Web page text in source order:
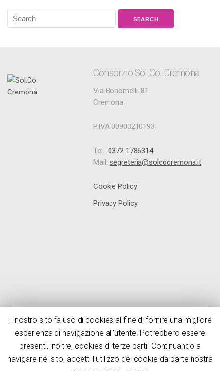
Consorzio Sol.Co. Cremona
Via Bonomelli, 81
Cremona
P.IVA 00903210193
Tel. 0372 1786314
Mail: segreteria@solcocremona.it
Cookie Policy
Privacy Policy
Il nostro sito fa uso di cookies al fine di fornire una migliore
esperienza di navigazione all'utente. Potrebbero essere
presenti, inoltre, cookies di terze parti. Continuando a
navigare nel sito, accetti l'utilizzo dei cookie da parte nostra